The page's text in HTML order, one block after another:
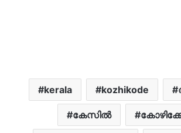
kerala kozhikode
കേസിൽ